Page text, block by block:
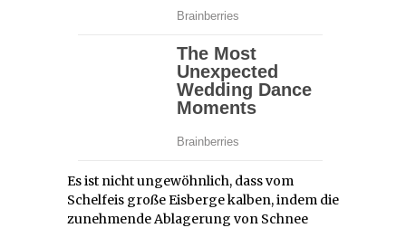
Es ist nicht ungewöhnlich, dass vom
Schelfeis große Eisberge kalben, indem die
zunehmende Ablagerung von Schnee